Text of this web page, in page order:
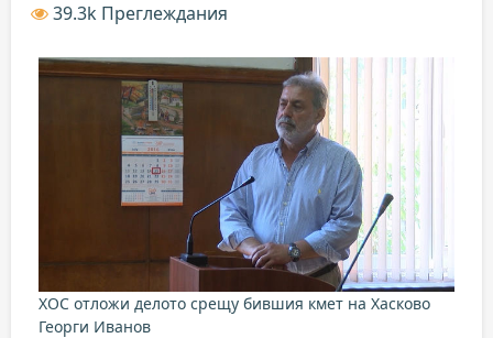
39.3k Преглеждания
ХОС отложи делото срещу бившия кмет на Хасково
Георги Иванов